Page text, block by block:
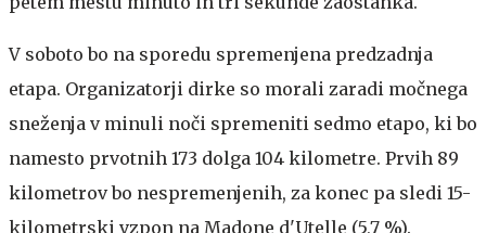
V soboto bo na sporedu spremenjena predzadnja
etapa. Organizatorji dirke so morali zaradi močnega
sneženja v minuli noči spremeniti sedmo etapo, ki bo
namesto prvotnih 173 dolga 104 kilometre. Prvih 89
kilometrov bo nespremenjenih, za konec pa sledi 15-
kilometrski vzpon na Madone d'Utelle (5,7 %).